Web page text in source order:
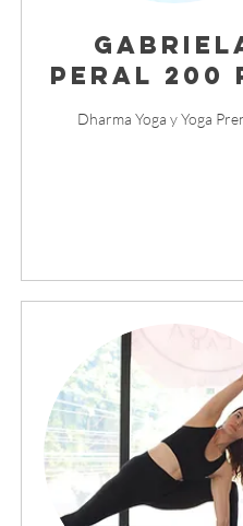
Peral 200
Dharma Yoga y Yoga